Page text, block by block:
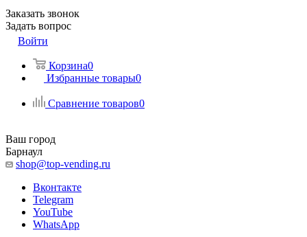
Заказать звонок
Задать вопрос
Войти
Корзина0
Избранные товары0
Сравнение товаров0
Ваш город
Барнаул
shop@top-vending.ru
Вконтакте
Telegram
YouTube
WhatsApp